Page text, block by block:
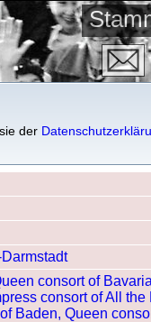
der
consort of Bavaria
consort of All the
Baden, Queen